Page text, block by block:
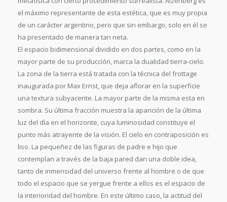
el máximo representante de esta estética, que es muy propia
de un carácter argentino, pero que sin embargo, solo en él se
ha presentado de manera tan neta.
El espacio bidimensional dividido en dos partes, como en la
mayor parte de su producción, marca la dualidad tierra-cielo.
La zona de la tierra está tratada con la técnica del frottage
inaugurada por Max Ernst, que deja aflorar en la superficie
una textura subyacente. La mayor parte de la misma esta en
sombra. Su última fracción muestra la aparición de la última
luz del día en el horizonte, cuya luminosidad constituye el
punto más atrayente de la visión. El cielo en contraposición es
liso. La pequeñez de las figuras de padre e hijo que
contemplan a través de la baja pared dan una doble idea,
tanto de inmensidad del universo frente al hombre o de que
todo el espacio que se yergue frente a ellos es el espacio de
la interioridad del hombre. En este último caso, la actitud del